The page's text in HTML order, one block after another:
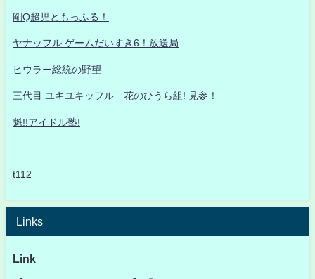
剛Q超児ともっふる！
ヤナッフル ゲームだいすき6！放送局
ヒウラー総統の野望
三代目 ユキユキッフル 花のひうら組! 見参！
魁!!アイドル塾!
t112
Links
Link